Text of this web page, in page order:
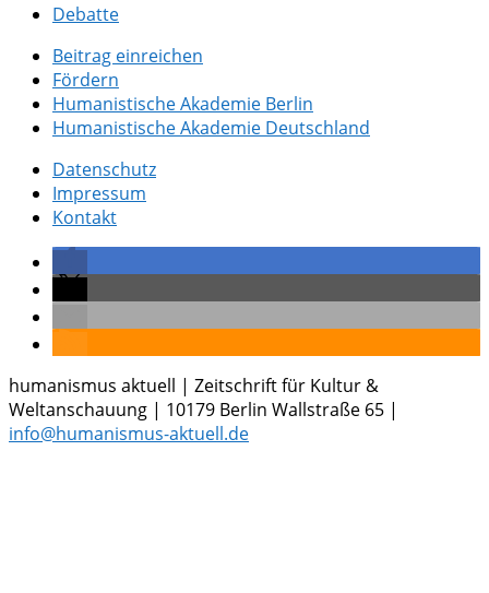
Debatte
Beitrag einreichen
Fördern
Humanistische Akademie Berlin
Humanistische Akademie Deutschland
Datenschutz
Impressum
Kontakt
humanismus aktuell | Zeitschrift für Kultur &
Weltanschauung | 10179 Berlin Wallstraße 65 |
info@humanismus-aktuell.de